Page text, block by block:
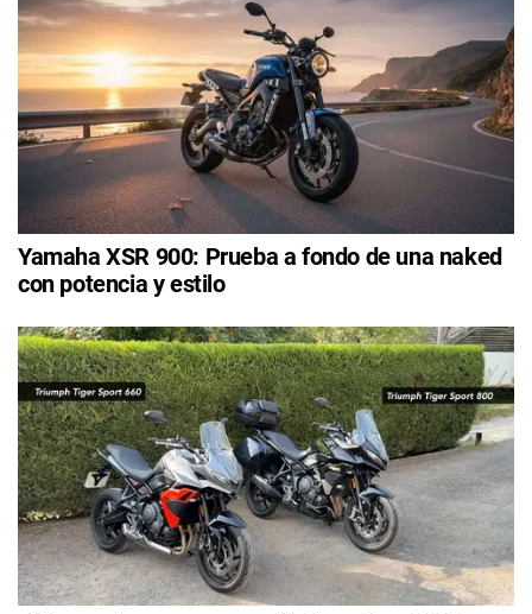
Yamaha XSR 900: Prueba a fondo de una naked
con potencia y estilo